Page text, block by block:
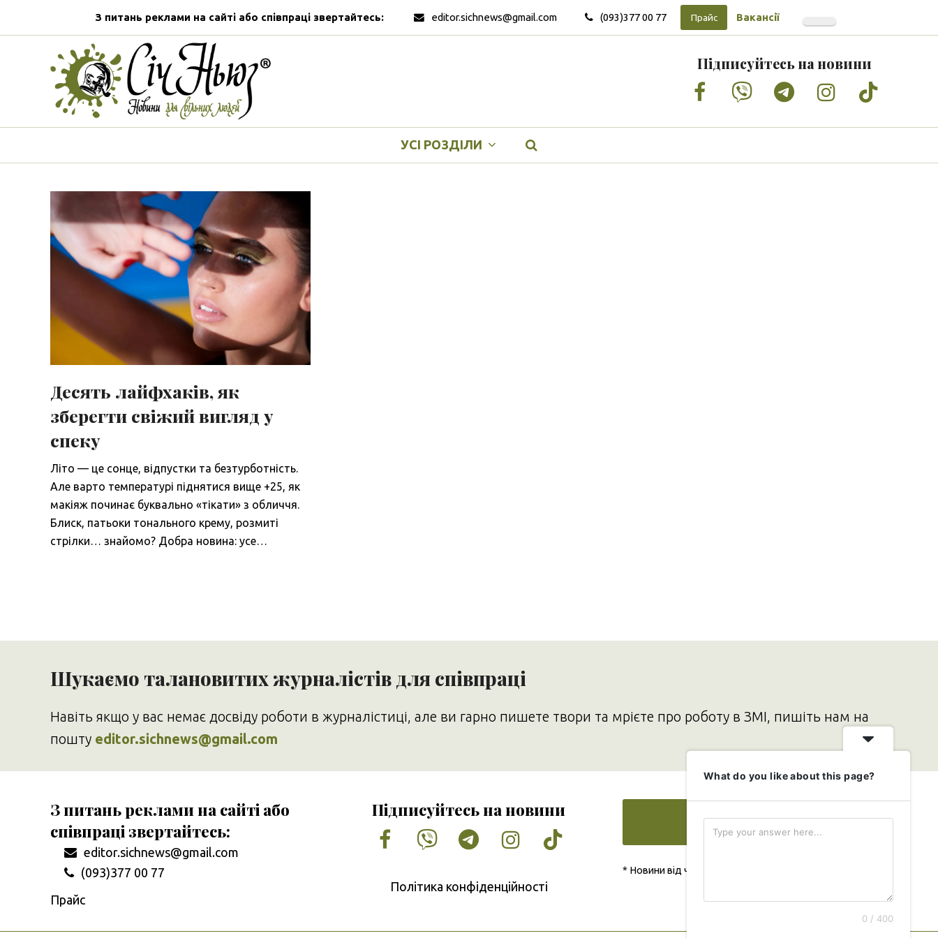
З питань реклами на сайті або співпраці звертайтесь: editor.sichnews@gmail.com (093)377 00 77 Прайс Вакансії
Підписуйтесь на новини
Facebook
VimeoTumblrInstagram
Tiktok
УСІ РОЗДІЛИ
Десять лайфхаків, як
зберегти свіжий вигляд у
спеку
Літо — це сонце, відпустки та безтурботність.
Але варто температурі піднятися вище +25, як
макіяж починає буквально «тікати» з обличчя.
Блиск, патьоки тонального крему, розмиті
стрілки… знайомо? Добра новина: усе…
Шукаємо талановитих журналістів для співпраці
Навіть якщо у вас немає досвіду роботи в журналістиці, але ви гарно пишете твори та мрієте про роботу в ЗМІ, пишіть нам на
пошту editor.sichnews@gmail.com
З питань реклами на сайті або
співпраці звертайтесь:
editor.sichnews@gmail.com
(093)377 00 77
Прайс
Підписуйтесь на новини
Facebook
VimeoTumblrInstagram
Tiktok
Політика конфіденційності
Додати свою новину
* Новини від читача публікуються безкоштовно
What do you like about this page?
0 / 400